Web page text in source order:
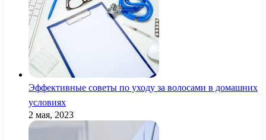
Эффективные советы по уходу за волосами в домашних
условиях
2 мая, 2023